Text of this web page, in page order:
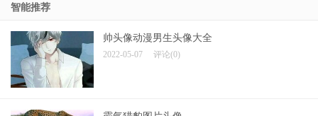
智能推荐
帅头像动漫男生头像大全
2022-05-07 评论(0)